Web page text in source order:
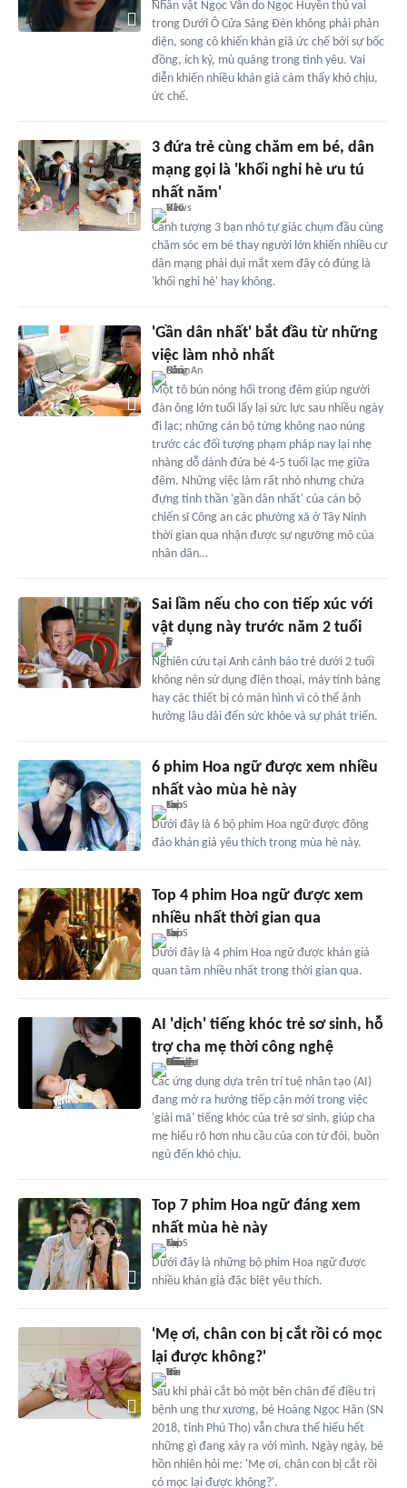
Nhân vật Ngọc Vân do Ngọc Huyền thủ vai
trong Dưới Ô Cửa Sáng Đèn không phải phản
diện, song cô khiến khán giả ức chế bởi sự bốc
đồng, ích kỷ, mù quáng trong tình yêu. Vai
diễn khiến nhiều khán giả cảm thấy khó chịu,
ức chế.
3 đứa trẻ cùng chăm em bé, dân
mạng gọi là 'khối nghỉ hè ưu tú
nhất năm'
Cảnh tượng 3 bạn nhỏ tự giác chụm đầu cùng
chăm sóc em bé thay người lớn khiến nhiều cư
dân mạng phải dụi mắt xem đây có đúng là
'khối nghỉ hè' hay không.
'Gần dân nhất' bắt đầu từ những
việc làm nhỏ nhất
Một tô bún nóng hổi trong đêm giúp người
đàn ông lớn tuổi lấy lại sức lực sau nhiều ngày
đi lạc; những cán bộ từng không nao núng
trước các đối tượng phạm pháp nay lại nhẹ
nhàng dỗ dành đứa bé 4-5 tuổi lạc mẹ giữa
đêm. Những việc làm rất nhỏ nhưng chứa
đựng tinh thần 'gần dân nhất' của cán bộ
chiến sĩ Công an các phường xã ở Tây Ninh
thời gian qua nhận được sự ngưỡng mộ của
nhân dân…
Sai lầm nếu cho con tiếp xúc với
vật dụng này trước năm 2 tuổi
Nghiên cứu tại Anh cảnh báo trẻ dưới 2 tuổi
không nên sử dụng điện thoại, máy tính bảng
hay các thiết bị có màn hình vì có thể ảnh
hưởng lâu dài đến sức khỏe và sự phát triển.
6 phim Hoa ngữ được xem nhiều
nhất vào mùa hè này
Dưới đây là 6 bộ phim Hoa ngữ được đông
đảo khán giả yêu thích trong mùa hè này.
Top 4 phim Hoa ngữ được xem
nhiều nhất thời gian qua
Dưới đây là 4 phim Hoa ngữ được khán giả
quan tâm nhiều nhất trong thời gian qua.
AI 'dịch' tiếng khóc trẻ sơ sinh, hỗ
trợ cha mẹ thời công nghệ
Các ứng dụng dựa trên trí tuệ nhân tạo (AI)
đang mở ra hướng tiếp cận mới trong việc
'giải mã' tiếng khóc của trẻ sơ sinh, giúp cha
mẹ hiểu rõ hơn nhu cầu của con từ đói, buồn
ngủ đến khó chịu.
Top 7 phim Hoa ngữ đáng xem
nhất mùa hè này
Dưới đây là những bộ phim Hoa ngữ được
nhiều khán giả đặc biệt yêu thích.
'Mẹ ơi, chân con bị cắt rồi có mọc
lại được không?'
Sau khi phải cắt bỏ một bên chân để điều trị
bệnh ung thư xương, bé Hoàng Ngọc Hân (SN
2018, tỉnh Phú Thọ) vẫn chưa thể hiểu hết
những gì đang xảy ra với mình. Ngày ngày, bé
hồn nhiên hỏi mẹ: 'Mẹ ơi, chân con bị cắt rồi
có mọc lại được không?'.